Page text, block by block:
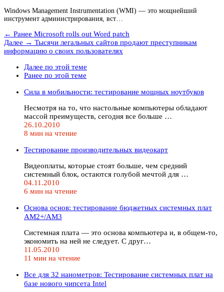
Windows Management Instrumentation (WMI) — это мощнейший
инструмент администрирования, вст…
← Ранее Microsoft rolls out Word patch
Далее → Тысячи легальных сайтов продают преступникам
информацию о своих пользователях
Далее по этой теме
Ранее по этой теме
Сила в мобильности: тестирование мощных ноутбуков
Несмотря на то, что настольные компьютеры обладают
массой преимуществ, сегодня все больше …
26.10.2010
8 мин на чтение
Тестирование производительных видеокарт
Видеоплаты, которые стоят больше, чем средний
системный блок, остаются голубой мечтой для …
04.11.2010
6 мин на чтение
Основа основ: тестирование бюджетных системных плат
AM2+/AM3
Системная плата — это основа компьютера и, в общем-то,
экономить на ней не следует. С друг…
11.05.2010
11 мин на чтение
Все для 32 нанометров: Тестирование системных плат на
базе нового чипсета Intel